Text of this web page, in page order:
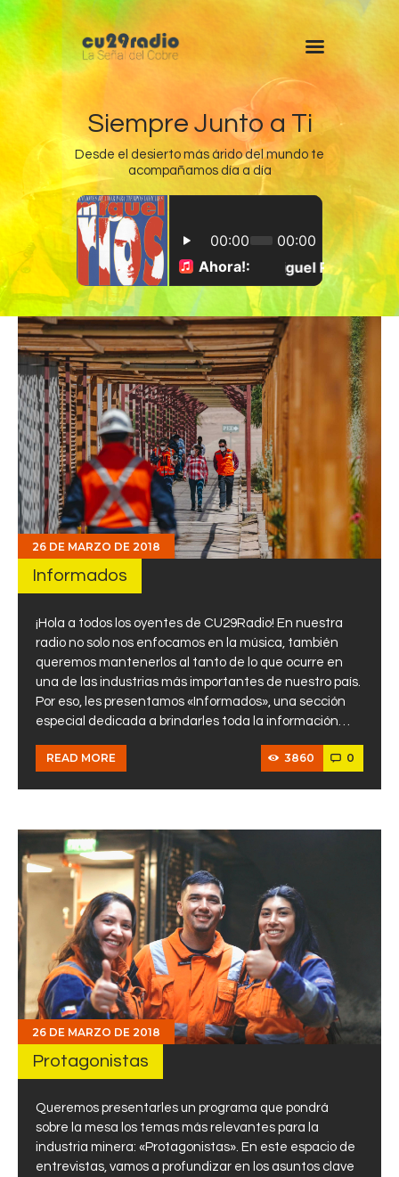
Siempre Junto a Ti
Desde el desierto más árido del mundo te
acompañamos día a día
Inicio
Chuquicamata
Radomiro Tomic
Ministro Hales
Gabriela Mistral
26 DE MARZO DE 2018
Informados
¡Hola a todos los oyentes de CU29Radio! En nuestra
radio no solo nos enfocamos en la música, también
queremos mantenerlos al tanto de lo que ocurre en
una de las industrias más importantes de nuestro país.
Por eso, les presentamos «Informados», una sección
especial dedicada a brindarles toda la información…
READ MORE 3860 0
26 DE MARZO DE 2018
Protagonistas
Queremos presentarles un programa que pondrá
sobre la mesa los temas más relevantes para la
industria minera: «Protagonistas». En este espacio de
entrevistas, vamos a profundizar en los asuntos clave